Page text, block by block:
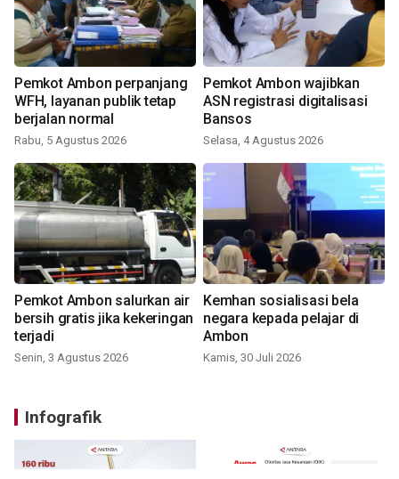
Pemkot Ambon perpanjang
WFH, layanan publik tetap
berjalan normal
Rabu, 5 Agustus 2026
Pemkot Ambon wajibkan
ASN registrasi digitalisasi
Bansos
Selasa, 4 Agustus 2026
Pemkot Ambon salurkan air
bersih gratis jika kekeringan
terjadi
Senin, 3 Agustus 2026
Kemhan sosialisasi bela
negara kepada pelajar di
Ambon
Kamis, 30 Juli 2026
Infografik